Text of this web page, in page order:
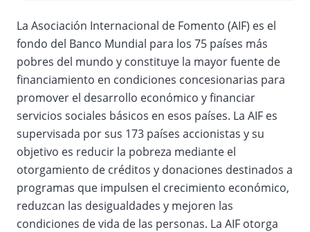
La Asociación Internacional de Fomento (AIF) es el
fondo del Banco Mundial para los 75 países más
pobres del mundo y constituye la mayor fuente de
financiamiento en condiciones concesionarias para
promover el desarrollo económico y financiar
servicios sociales básicos en esos países. La AIF es
supervisada por sus 173 países accionistas y su
objetivo es reducir la pobreza mediante el
otorgamiento de créditos y donaciones destinados a
programas que impulsen el crecimiento económico,
reduzcan las desigualdades y mejoren las
condiciones de vida de las personas. La AIF otorga